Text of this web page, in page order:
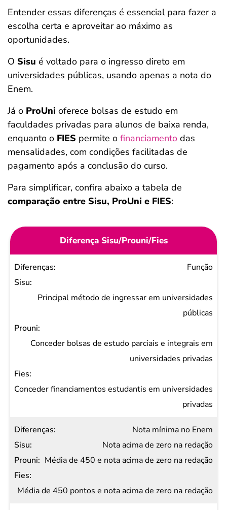
Entender essas diferenças é essencial para fazer a
escolha certa e aproveitar ao máximo as
oportunidades.
O Sisu é voltado para o ingresso direto em
universidades públicas, usando apenas a nota do
Enem.
Já o ProUni oferece bolsas de estudo em
faculdades privadas para alunos de baixa renda,
enquanto o FIES permite o financiamento das
mensalidades, com condições facilitadas de
pagamento após a conclusão do curso.
Para simplificar, confira abaixo a tabela de
comparação entre Sisu, ProUni e FIES:
Diferença Sisu/Prouni/Fies
Diferenças
Sisu
Prouni
Função
Principal método de ingressar em universidades
públicas
Conceder bolsas de estudo parciais e integrais em
universidades privadas
Conceder financiamentos estudantis em universidades
privadas
Nota mínima no Enem
Nota acima de zero na redação
Média de 450 e nota acima de zero na redação
Média de 450 pontos e nota acima de zero na redação